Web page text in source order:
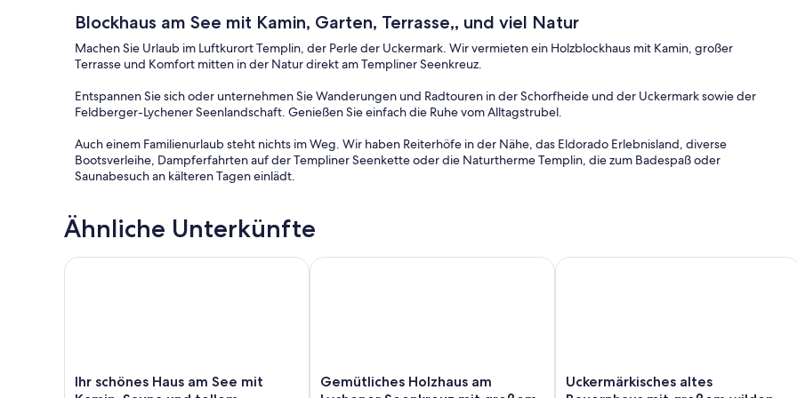
Blockhaus am See mit Kamin, Garten, Terrasse,, und viel Natur
Machen Sie Urlaub im Luftkurort Templin, der Perle der Uckermark. Wir vermieten ein Holzblockhaus mit Kamin, großer
Terrasse und Komfort mitten in der Natur direkt am Templiner Seenkreuz.
Entspannen Sie sich oder unternehmen Sie Wanderungen und Radtouren in der Schorfheide und der Uckermark sowie der
Feldberger-Lychener Seenlandschaft. Genießen Sie einfach die Ruhe vom Alltagstrubel.
Auch einem Familienurlaub steht nichts im Weg. Wir haben Reiterhöfe in der Nähe, das Eldorado Erlebnisland, diverse
Bootsverleihe, Dampferfahrten auf der Templiner Seenkette oder die Naturtherme Templin, die zum Badespaß oder
Saunabesuch an kälteren Tagen einlädt.
Templin bietet fussläufig erreichbar Cafés, Restaurants, Supermärkte, kleine und große Läden und eine historische
Innenstadt mit sehr gut erhaltener Stadtmauer.
- 1x Schlafzimmer für 2 Erwachsene (1 Doppelbett + 1 Kinderbett)
Ähnliche Unterkünfte
Ihr
Ihr schönes Haus am See mit
Ihr schönes Haus am See mit Kamin, Sauna und tollem Seeblick! Typ2-E-Ladestation
Gemütliches
Gemütliches Holzhaus am
Gemütliches Holzhaus am Lychener Seenkreuz mit großem Garten und
Uckermärkisches
Uckermärkisches altes
Uckermärkisches altes Bauernhaus